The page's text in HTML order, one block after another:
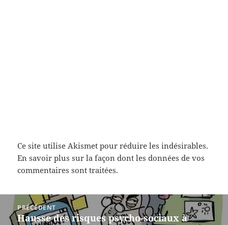
Ce site utilise Akismet pour réduire les indésirables.
En savoir plus sur la façon dont les données de vos
commentaires sont traitées.
Navigation
PRÉCÉDENT
Article
Hausse des risques psycho-sociaux à